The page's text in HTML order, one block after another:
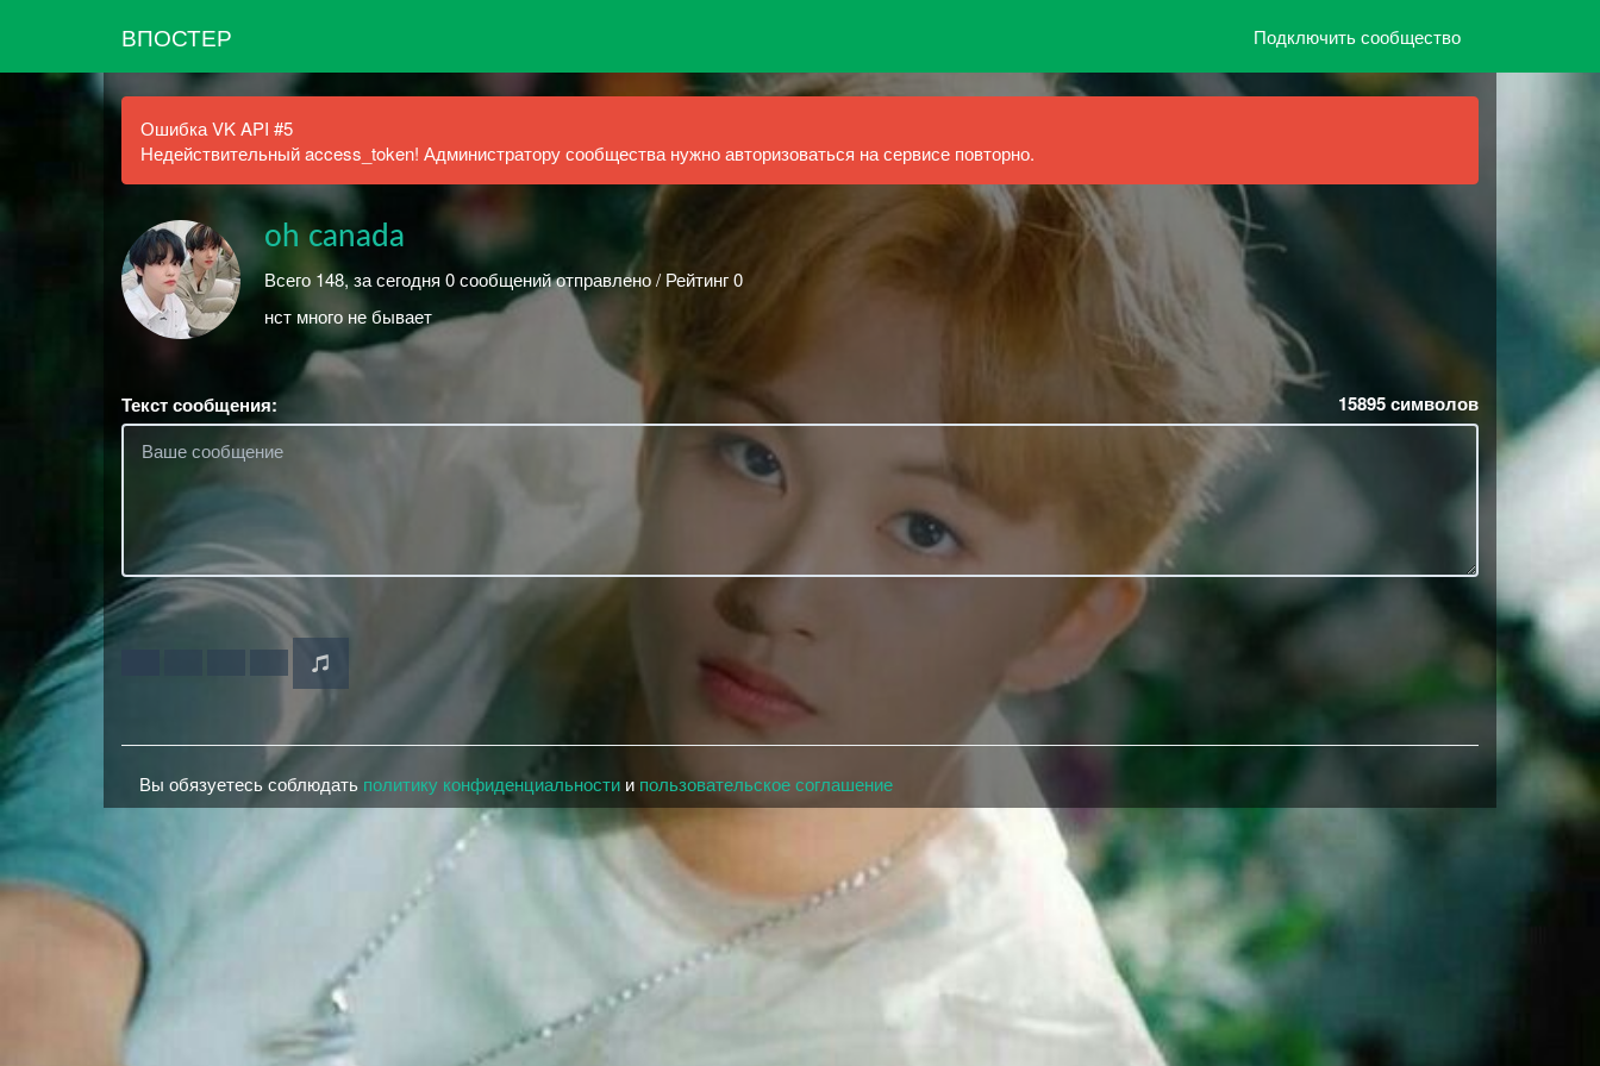
ВПОСТЕР Подключить сообщество
Ошибка VK API #5
Недействительный access_token! Администратору сообщества нужно авторизоваться на сервисе повторно.
oh canada
Всего 148, за сегодня 0 сообщений отправлено / Рейтинг 0
нст много не бывает
Текст сообщения: 15895символов
Вы обязуетесь соблюдать политику конфиденциальности и пользовательское соглашение